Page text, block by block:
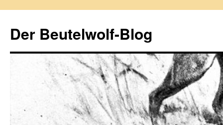
springen
Der Beutelwolf-Blog